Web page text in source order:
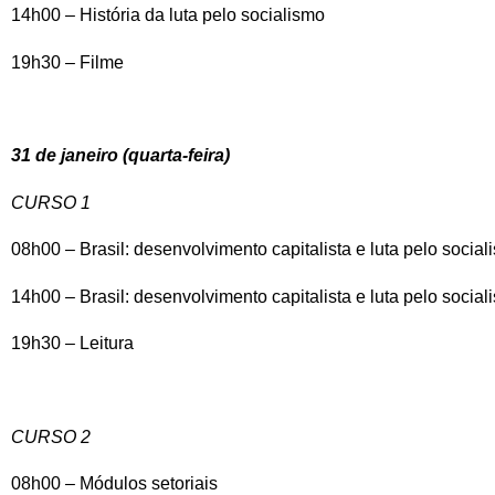
14h00 – História da luta pelo socialismo
19h30 – Filme
31 de janeiro (quarta-feira)
CURSO 1
08h00 – Brasil: desenvolvimento capitalista e luta pelo
14h00 – Brasil: desenvolvimento capitalista e luta pelo
19h30 – Leitura
CURSO 2
08h00 – Módulos setoriais